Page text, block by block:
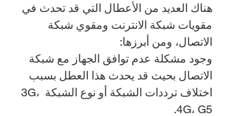
هناك العديد من الأعطال التي قد تحدث في
مقويات شبكة الانترنت ومقوي شبكة
الاتصال، ومن أبرزها:
وجود مشكلة عدم توافق الجهاز مع شبكة
الاتصال بحيث قد يحدث هذا العطل بسبب
اختلاف ترددات الشبكة أو نوع الشبكة 3G،
4G، G5.